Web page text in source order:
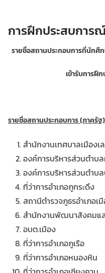
การฝึกประสบการ
รายชื่อสถานประกอบการที่นัก
เข้ารับการฝึ
รายชื่อสถานประกอบการ (ภาครัฐ)
สำนักงานเทศบาลเมืองเ
องค์การบริหารส่วนตำบ
องค์การบริหารส่วนตำบ
ที่ว่าการอำเภอภูกระดึง
สถานีตำรวจภูธรอำเภอเ
สำนักงานพัฒนาสังคมแ
อบต.เมือง
ที่ว่าการอำเภอภูเรือ
ที่ว่าการอำเภอหนองหิน